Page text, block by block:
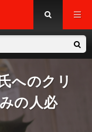
へのクリ
の人必